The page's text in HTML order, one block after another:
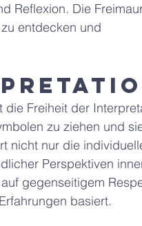
Reflexion. Die
entdecken und
die Freiheit der
zu ziehen und
nicht nur die
Perspektiven
gegenseitigem
basiert.